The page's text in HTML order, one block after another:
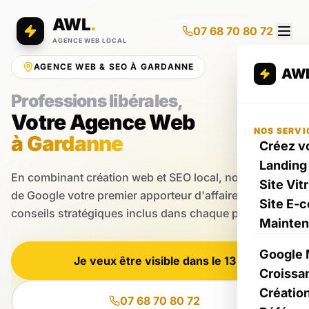
AWL.
AGENCE WEB LOCAL
07 68 70 80 72
NOS
Créez
Site
Site E-
Google
AGENCE WEB & SEO À GARDANNE
Professions libérales,
Votre Agence Web
à Gardanne
En combinant création web et SEO local, nous faisons
de Google votre premier apporteur d'affaires et des
conseils stratégiques inclus dans chaque prestation.
Je veux être visible dans le 13
07 68 70 80 72